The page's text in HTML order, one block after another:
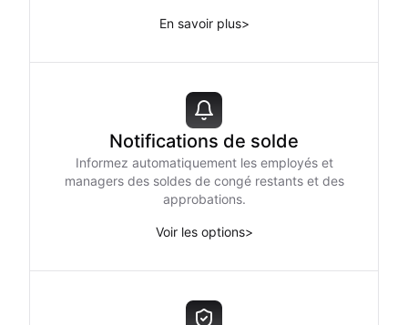
En savoir plus>
Notifications de solde
Informez automatiquement les employés et
managers des soldes de congé restants et des
approbations.
Voir les options>